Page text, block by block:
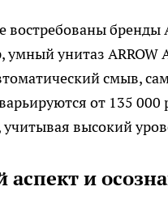
бренды
унитаз ARROW
смыв,
от 135
высокий
аспект и